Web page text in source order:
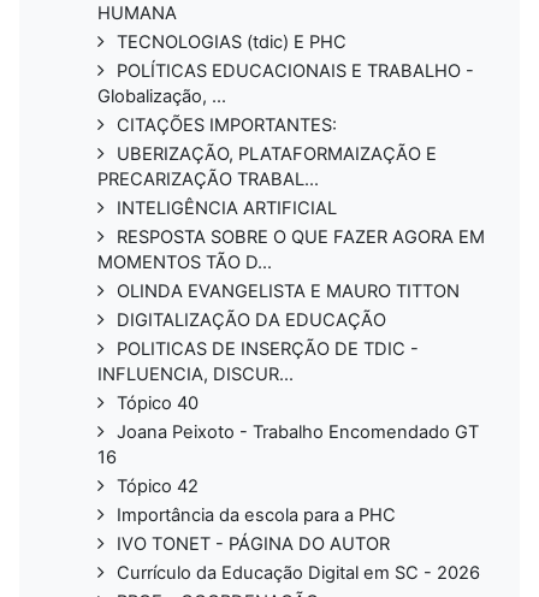
HUMANA
TECNOLOGIAS (tdic) E PHC
POLÍTICAS EDUCACIONAIS E TRABALHO -
Globalização, ...
CITAÇÕES IMPORTANTES:
UBERIZAÇÃO, PLATAFORMAIZAÇÃO E
PRECARIZAÇÃO TRABAL...
INTELIGÊNCIA ARTIFICIAL
RESPOSTA SOBRE O QUE FAZER AGORA EM
MOMENTOS TÃO D...
OLINDA EVANGELISTA E MAURO TITTON
DIGITALIZAÇÃO DA EDUCAÇÃO
POLITICAS DE INSERÇÃO DE TDIC -
INFLUENCIA, DISCUR...
Tópico 40
Joana Peixoto - Trabalho Encomendado GT
16
Tópico 42
Importância da escola para a PHC
IVO TONET - PÁGINA DO AUTOR
Currículo da Educação Digital em SC - 2026